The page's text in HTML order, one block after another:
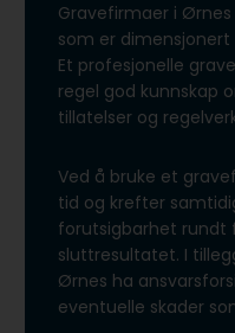
Gravefirmaer i
som er
Et profesjonelle
regel god kunnskap
tillatelser og
Ved å bruke et
tid og krefter
forutsigbarhet rundt
sluttresultatet. I
Ørnes ha
eventuelle skader